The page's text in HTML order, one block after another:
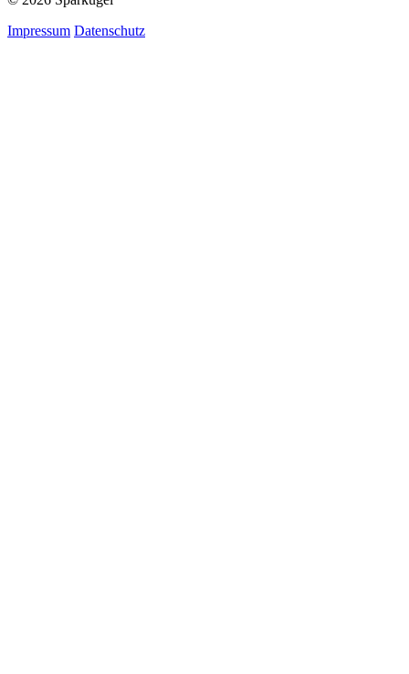
Impressum Datenschutz